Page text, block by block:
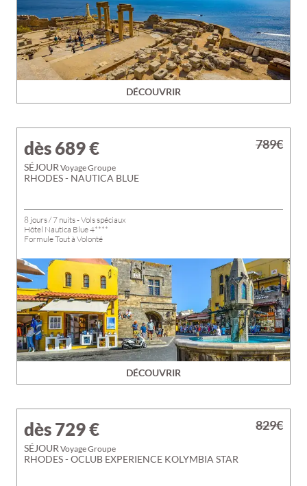
DÉCOUVRIR
dès 689€
SÉJOUR Voyage Groupe
RHODES - NAUTICA BLUE
8 jours / 7 nuits - Vols spéciaux
Hôtel Nautica Blue 4****
Formule Tout à Volonté
DÉCOUVRIR
789€
dès 729€
SÉJOUR Voyage Groupe
RHODES - OCLUB EXPERIENCE KOLYMBIA STAR
829€